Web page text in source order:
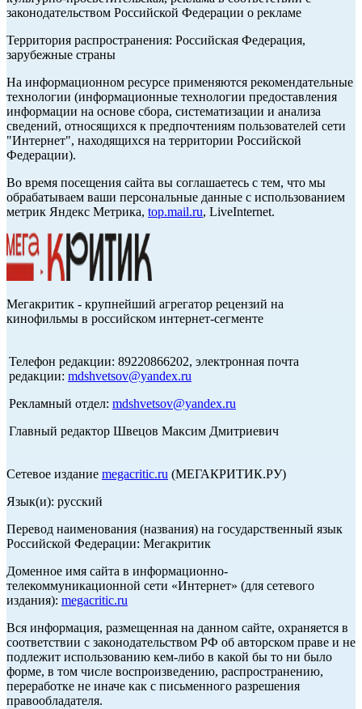
законодательством Российской Федерации о рекламе
Территория распространения: Российская Федерация,
зарубежные страны
На информационном ресурсе применяются рекомендательные
технологии (информационные технологии предоставления
информации на основе сбора, систематизации и анализа
сведений, относящихся к предпочтениям пользователей сети
"Интернет", находящихся на территории Российской
Федерации).
Во время посещения сайта вы соглашаетесь с тем, что мы
обрабатываем ваши персональные данные с использованием
метрик Яндекс Метрика, top.mail.ru, LiveInternet.
Мегакритик - крупнейший агрегатор рецензий на
кинофильмы в российском интернет-сегменте
Телефон редакции: 89220866202, электронная почта
редакции: mdshvetsov@yandex.ru
Рекламный отдел: mdshvetsov@yandex.ru
Главный редактор Швецов Максим Дмитриевич
Сетевое издание megacritic.ru (МЕГАКРИТИК.РУ)
Язык(и): русский
Перевод наименования (названия) на государственный язык
Российской Федерации: Мегакритик
Доменное имя сайта в информационно-
телекоммуникационной сети «Интернет» (для сетевого
издания): megacritic.ru
Вся информация, размещенная на данном сайте, охраняется в
соответствии с законодательством РФ об авторском праве и не
подлежит использованию кем-либо в какой бы то ни было
форме, в том числе воспроизведению, распространению,
переработке не иначе как с письменного разрешения
правообладателя.